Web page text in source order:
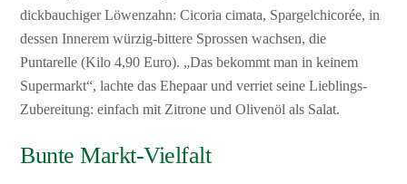
dickbauchiger Löwenzahn: Cicoria cimata, Spargelchicorée, in
dessen Innerem würzig-bittere Sprossen wachsen, die
Puntarelle (Kilo 4,90 Euro). „Das bekommt man in keinem
Supermarkt“, lachte das Ehepaar und verriet seine Lieblings-
Zubereitung: einfach mit Zitrone und Olivenöl als Salat.
Bunte Markt-Vielfalt